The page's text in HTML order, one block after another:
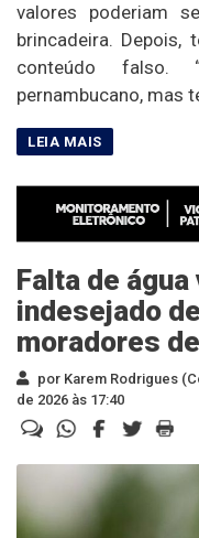
valores poderiam
brincadeira. Depois,
conteúdo
pernambucano, mas
Falta de
indesejado
moradores
por Karem Rodrigues
de 2026 às 17:40